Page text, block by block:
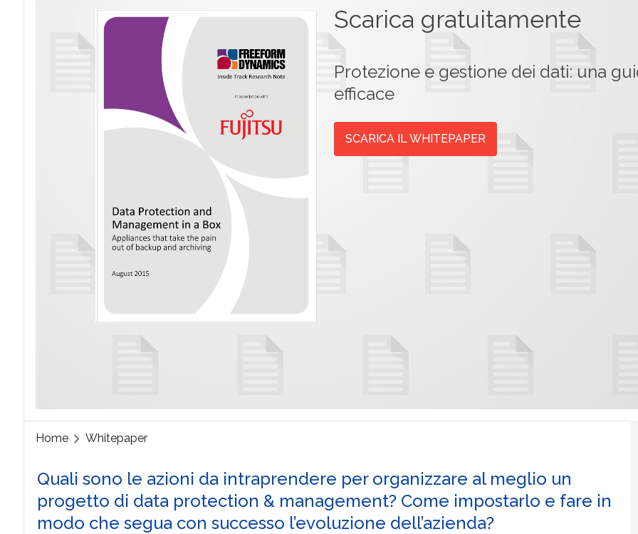
Scarica gratuitamente
Protezione e gestione dei dati: una
efficace
SCARICA IL WHITEPAPER
Home Whitepaper
Quali sono le azioni da intraprendere per organizzare al meglio un
progetto di data protection & management? Come impostarlo e fare in
modo che segua con successo l’evoluzione dell’azienda?